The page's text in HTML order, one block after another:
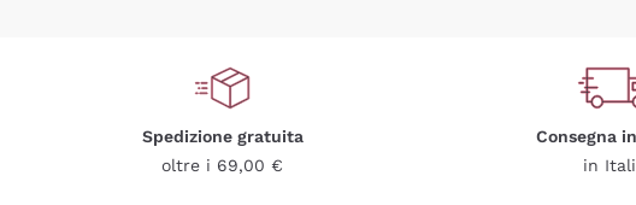
Spedizione gratuita
oltre i 69,00 €
Consegna
in